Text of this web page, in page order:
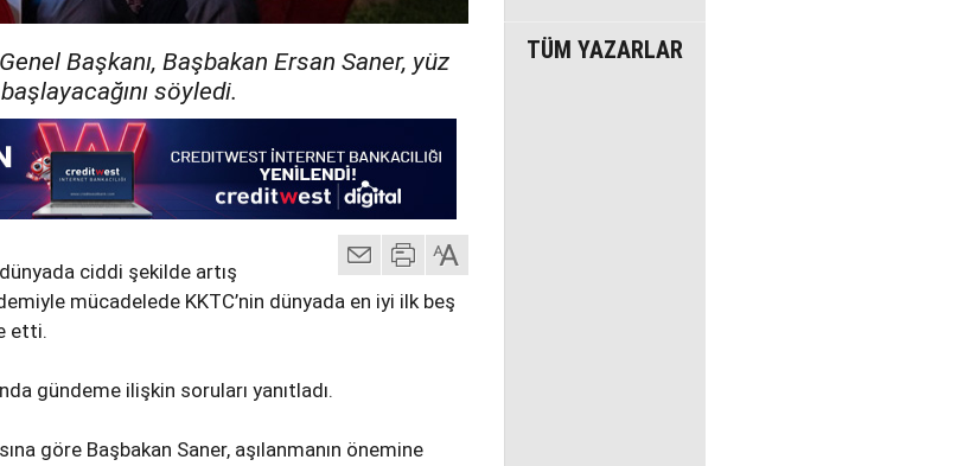
Başkanı, Başbakan Ersan Saner, yüz
söyledi.
ciddi şekilde artış
mücadelede KKTC’nin dünyada en iyi ilk beş
etti.
gündeme ilişkin soruları yanıtladı.
göre Başbakan Saner, aşılanmanın önemine
TÜM YAZARLAR